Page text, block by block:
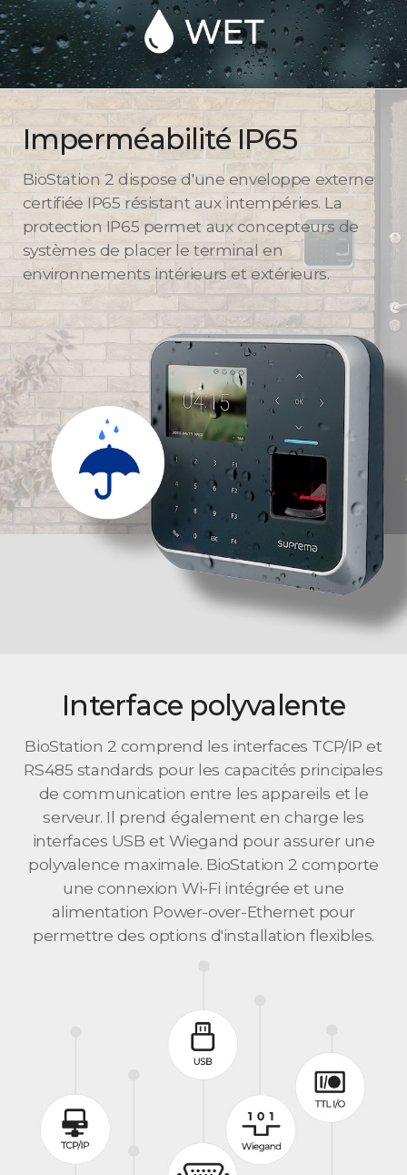
Imperméabilité IP65
BioStation 2 dispose d'une enveloppe externe
certifiée IP65 résistant aux intempéries. La
protection IP65 permet aux concepteurs de
systèmes de placer le terminal en
environnements intérieurs et extérieurs.
Interface polyvalente
BioStation 2 comprend les interfaces TCP/IP et
RS485 standards pour les capacités principales
de communication entre les appareils et le
serveur. Il prend également en charge les
interfaces USB et Wiegand pour assurer une
polyvalence maximale. BioStation 2 comporte
une connexion Wi-Fi intégrée et une
alimentation Power-over-Ethernet pour
permettre des options d'installation flexibles.